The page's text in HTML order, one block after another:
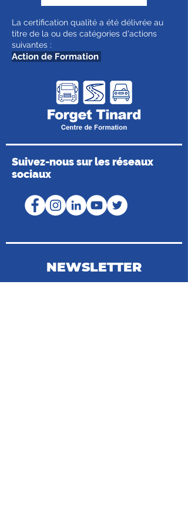
La certification qualité a été délivrée au
titre de la ou des catégories d'actions
suivantes :
Action de Formation
Suivez-nous sur les réseaux
sociaux
NEWSLETTER